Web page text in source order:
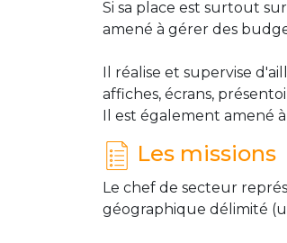
Si sa place est surtout
amené à gérer des
Il réalise et supervise
affiches, écrans,
Il est également amené
Les missions
Le chef de secteur
géographique délimité